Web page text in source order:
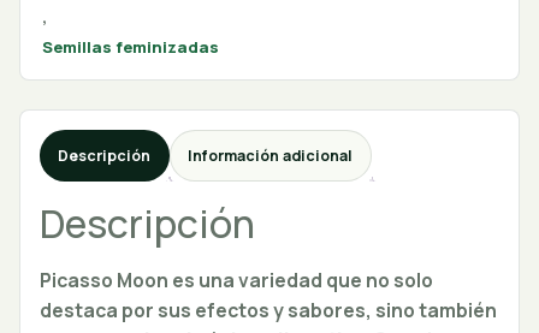
,
Semillas feminizadas
Descripción Información adicional
Descripción
Picasso Moon es una variedad que no solo
destaca por sus efectos y sabores, sino también